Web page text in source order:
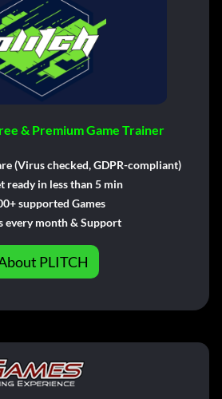
& Premium Game Trainer
(Virus checked, GDPR-compliant)
ready in less than 5 min
supported Games
every month & Support
PLITCH